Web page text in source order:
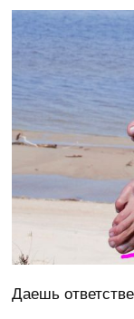
Даешь